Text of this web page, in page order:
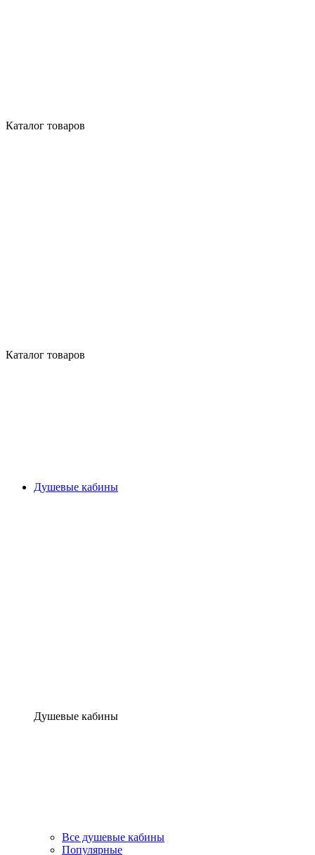
Каталог товаров
Каталог товаров
Душевые кабины
Душевые кабины
Все душевые кабины
Популярные